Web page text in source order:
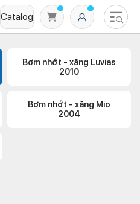
Catalog
Bơm nhớt - xăng Luvias
2010
Bơm nhớt - xăng Mio
2004